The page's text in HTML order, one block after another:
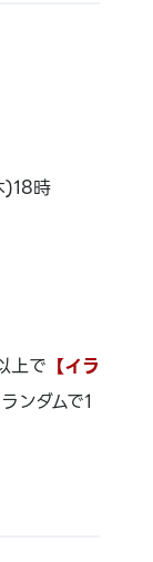
時
上で 【イラ
ンダムで1